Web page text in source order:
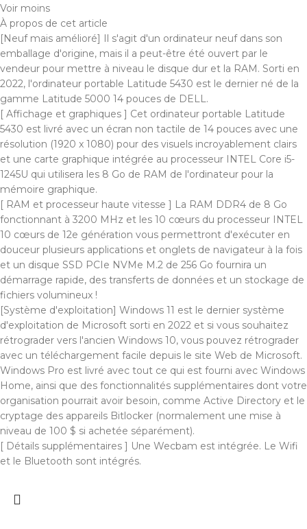
Voir moins
À propos de cet article
[Neuf mais amélioré] Il s'agit d'un ordinateur neuf dans son
emballage d'origine, mais il a peut-être été ouvert par le
vendeur pour mettre à niveau le disque dur et la RAM. Sorti en
2022, l'ordinateur portable Latitude 5430 est le dernier né de la
gamme Latitude 5000 14 pouces de DELL.
[ Affichage et graphiques ] Cet ordinateur portable Latitude
5430 est livré avec un écran non tactile de 14 pouces avec une
résolution (1920 x 1080) pour des visuels incroyablement clairs
et une carte graphique intégrée au processeur INTEL Core i5-
1245U qui utilisera les 8 Go de RAM de l'ordinateur pour la
mémoire graphique.
[ RAM et processeur haute vitesse ] La RAM DDR4 de 8 Go
fonctionnant à 3200 MHz et les 10 cœurs du processeur INTEL
10 cœurs de 12e génération vous permettront d'exécuter en
douceur plusieurs applications et onglets de navigateur à la fois
et un disque SSD PCIe NVMe M.2 de 256 Go fournira un
démarrage rapide, des transferts de données et un stockage de
fichiers volumineux !
[Système d'exploitation] Windows 11 est le dernier système
d'exploitation de Microsoft sorti en 2022 et si vous souhaitez
rétrograder vers l'ancien Windows 10, vous pouvez rétrograder
avec un téléchargement facile depuis le site Web de Microsoft.
Windows Pro est livré avec tout ce qui est fourni avec Windows
Home, ainsi que des fonctionnalités supplémentaires dont votre
organisation pourrait avoir besoin, comme Active Directory et le
cryptage des appareils Bitlocker (normalement une mise à
niveau de 100 $ si achetée séparément).
[ Détails supplémentaires ] Une Wecbam est intégrée. Le Wifi
et le Bluetooth sont intégrés.